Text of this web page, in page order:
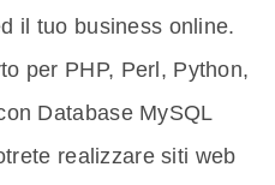
il tuo business online.
per PHP, Perl, Python,
Database MySQL
realizzare siti web